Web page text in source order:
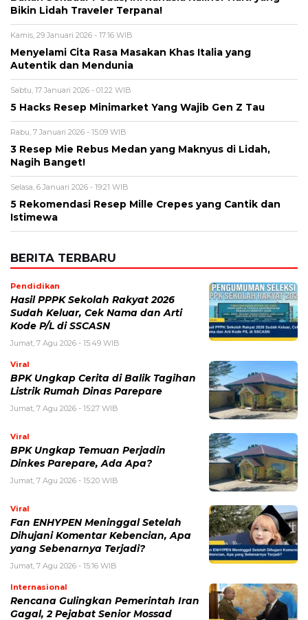
5 Hacks Resep Minimarket Yang Wajib Gen Z Tau
Rabu, 7 Januari 2026 - 15:09 WIB
3 Resep Mie Rebus Medan yang Maknyus di Lidah,
Nagih Banget!
Selasa, 6 Januari 2026 - 19:21 WIB
5 Rekomendasi Resep Mille Crepes yang Cantik dan
Istimewa
BERITA TERBARU
Pendidikan
Hasil PPPK Sekolah Rakyat 2026
Sudah Keluar, Cek Nama dan Arti
Kode P/L di SSCASN
Viral
BPK Ungkap Cerita di Balik Tagihan
Listrik Rumah Dinas Parepare
Jumat, 7 Agu 2026 - 15:27 WIB
Viral
Dinkes Parepare, Ada Apa?
Jumat, 7 Agu 2026 - 15:20 WIB
Viral
Dihujani Komentar Kebencian, Apa
yang Sebenarnya Terjadi?
Jumat, 7 Agu 2026 - 15:16 WIB
Rencana Gulingkan Pemerintah Iran
Gagal, 2 Pejabat Senior Mossad
Dilaporkan Dicopot
Jumat, 7 Agu 2026 - 14:56 WIB
POPULER
Sosok Ini Bongkar Siapa Sebenarnya Dalang Demo 25